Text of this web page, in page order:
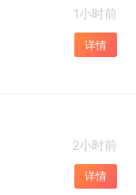
1小时前
详情
2小时前
详情